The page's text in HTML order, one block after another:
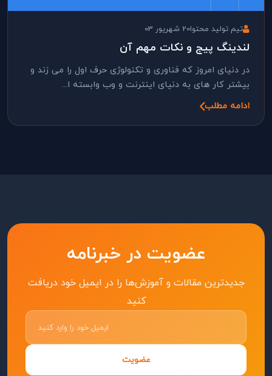
تیم تولید محتوا20 شهریور 03
لندینگ پیج و نکات مهم آن
در دنیای امروز که فناوری و تکنولوژی حرف اول را می زند و
بیشتر کار های به دنیای اینترنت و وب وابسته ا...
ادامه مطلب
عضویت در خبرنامه
جدیدترین مقالات و آموزش‌ها را در ایمیل خود دریافت
کنید
عضویت